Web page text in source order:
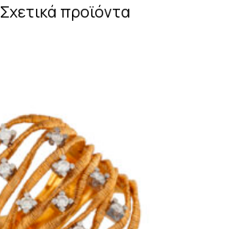
Σχετικά προϊόντα